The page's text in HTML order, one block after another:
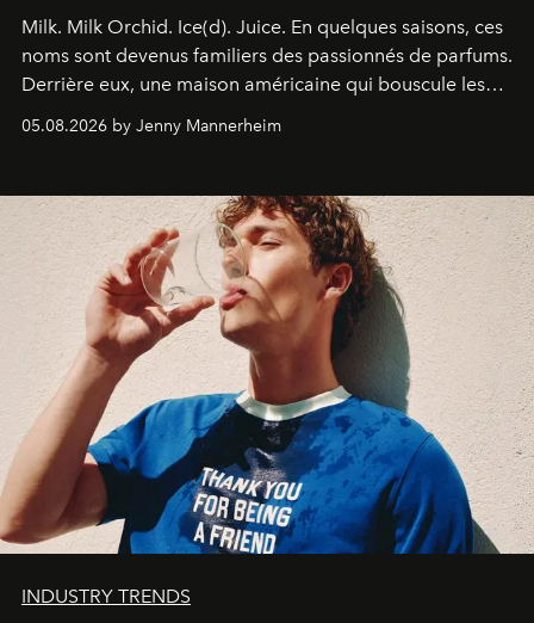
Milk. Milk Orchid. Ice(d). Juice. En quelques saisons, ces
noms sont devenus familiers des passionnés de parfums.
Derrière eux, une maison américaine qui bouscule les
codes de la parfumerie contemporaine en proposant
une approche aussi intuitive que personnelle :
05.08.2026 by Jenny Mannerheim
INDUSTRY TRENDS